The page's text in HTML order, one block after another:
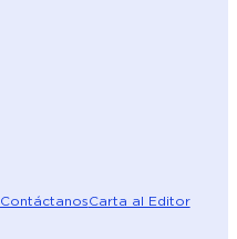
ContáctanosCarta al Editor